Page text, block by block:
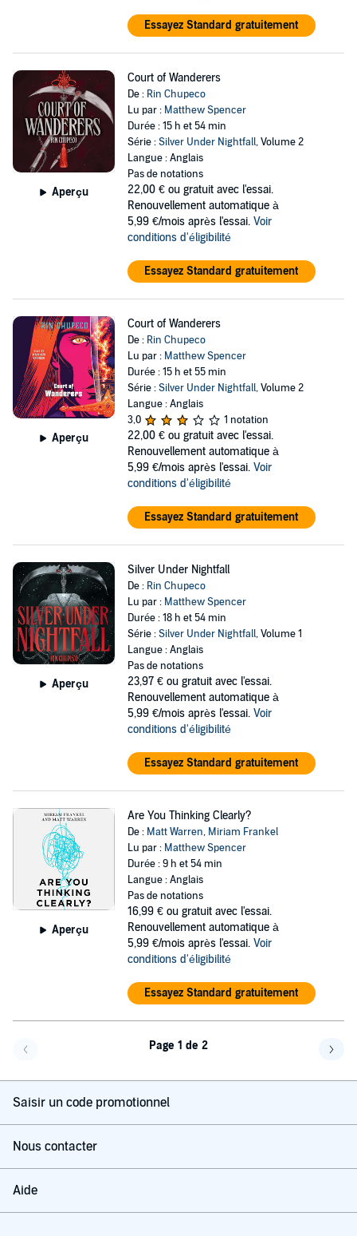
Essayez Standard gratuitement
Aperçu
Court of Wanderers
De : Rin Chupeco
Lu par : Matthew Spencer
Durée : 15 h et 54 min
Série :Silver Under Nightfall, Volume 2
Langue : Anglais
Pas de notations
22,00 € ou gratuit avec l'essai.
Renouvellement automatique à
5,99 €/mois après l'essai. Voir
conditions d'éligibilité
Essayez Standard gratuitement
Aperçu
Court of Wanderers
De : Rin Chupeco
Lu par : Matthew Spencer
Durée : 15 h et 55 min
Série :Silver Under Nightfall, Volume 2
Langue : Anglais
3,0
1 notation
22,00 € ou gratuit avec l'essai.
Renouvellement automatique à
5,99 €/mois après l'essai. Voir
conditions d'éligibilité
Essayez Standard gratuitement
Aperçu
Silver Under Nightfall
De : Rin Chupeco
Lu par : Matthew Spencer
Durée : 18 h et 54 min
Série :Silver Under Nightfall, Volume 1
Langue : Anglais
Pas de notations
23,97 € ou gratuit avec l'essai.
Renouvellement automatique à
5,99 €/mois après l'essai. Voir
conditions d'éligibilité
Essayez Standard gratuitement
Aperçu
Are You Thinking Clearly?
De : Matt Warren, Miriam Frankel
Lu par : Matthew Spencer
Durée : 9 h et 54 min
Langue : Anglais
Pas de notations
16,99 € ou gratuit avec l'essai.
Renouvellement automatique à
5,99 €/mois après l'essai. Voir
conditions d'éligibilité
Essayez Standard gratuitement
Page 1 de 2
Saisir un code promotionnel
Nous contacter
Aide